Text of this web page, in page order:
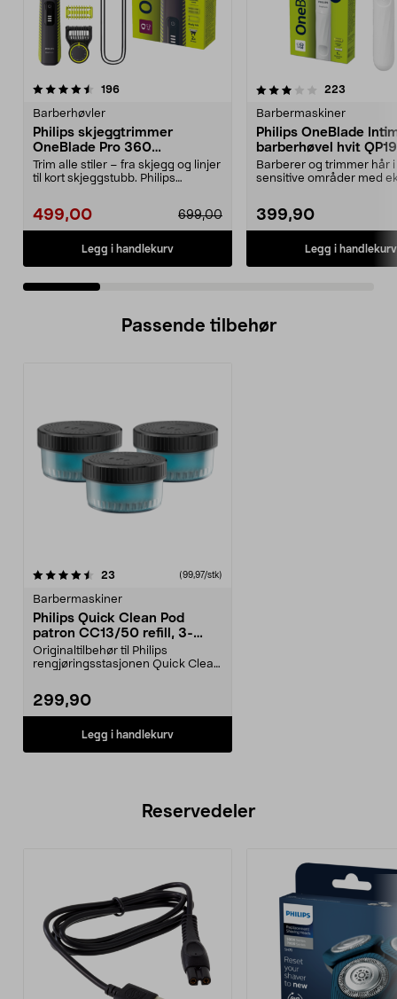
196anmeldelser
Barberhøvler
Philips skjeggtrimmer
OneBlade Pro 360
QP6507/23
Trim alle stiler – fra skjegg og linjer
til kort skjeggstubb. Philips
499,00 699,00
Legg i handlekurv
3.5 av 5 stjerner 223
Barbermaskiner
Philips OneBlade
barberhøvel hvit
Barberer og trimmer hår i
sensitive områder med
399,90
Legg i handlekurv
4.0 av 5 stjerner
Passende tilbehør
23 (99,97/stk)
Barbermaskiner
Philips Quick Clean Pod
patron CC13/50 refill, 3-
pakning
Originaltilbehør til Philips
rengjøringsstasjonen Quick Clean
299,90
Legg i handlekurv
Reservedeler